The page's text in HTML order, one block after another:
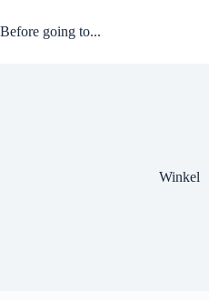
naar
de
Before going to...
Winkel